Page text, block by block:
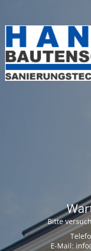
Bitte
E-Mail: